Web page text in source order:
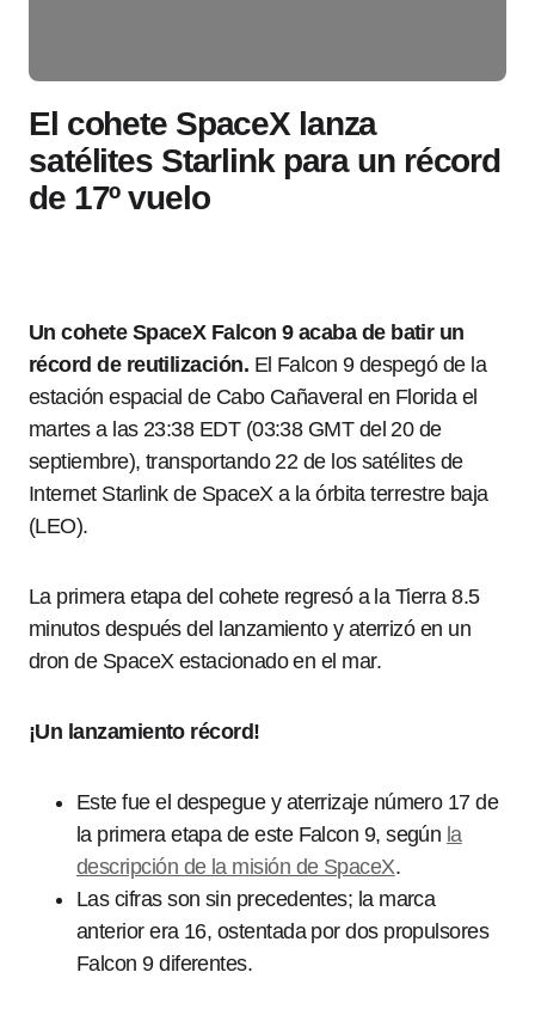
El cohete SpaceX lanza
satélites Starlink para un récord
de 17º vuelo
Un cohete SpaceX Falcon 9 acaba de batir un
récord de reutilización. El Falcon 9 despegó de la
estación espacial de Cabo Cañaveral en Florida el
martes a las 23:38 EDT (03:38 GMT del 20 de
septiembre), transportando 22 de los satélites de
Internet Starlink de SpaceX a la órbita terrestre baja
(LEO).
La primera etapa del cohete regresó a la Tierra 8.5
minutos después del lanzamiento y aterrizó en un
dron de SpaceX estacionado en el mar.
¡Un lanzamiento récord!
Este fue el despegue y aterrizaje número 17 de
la primera etapa de este Falcon 9, según la
descripción de la misión de SpaceX.
Las cifras son sin precedentes; la marca
anterior era 16, ostentada por dos propulsores
Falcon 9 diferentes.